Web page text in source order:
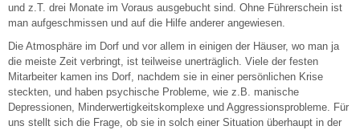
und z.T. drei Monate im Voraus ausgebucht sind. Ohne Führerschein ist
man aufgeschmissen und auf die Hilfe anderer angewiesen.
Die Atmosphäre im Dorf und vor allem in einigen der Häuser, wo man ja
die meiste Zeit verbringt, ist teilweise unerträglich. Viele der festen
Mitarbeiter kamen ins Dorf, nachdem sie in einer persönlichen Krise
steckten, und haben psychische Probleme, wie z.B. manische
Depressionen, Minderwertigkeitskomplexe und Aggressionsprobleme. Für
uns stellt sich die Frage, ob sie in solch einer Situation überhaupt in der